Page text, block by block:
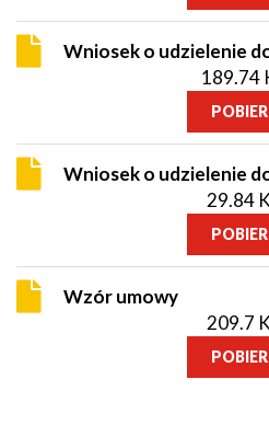
Wniosek o udzielenie
189.74
Wniosek o udzielenie
29.84
Wzór umowy
209.7